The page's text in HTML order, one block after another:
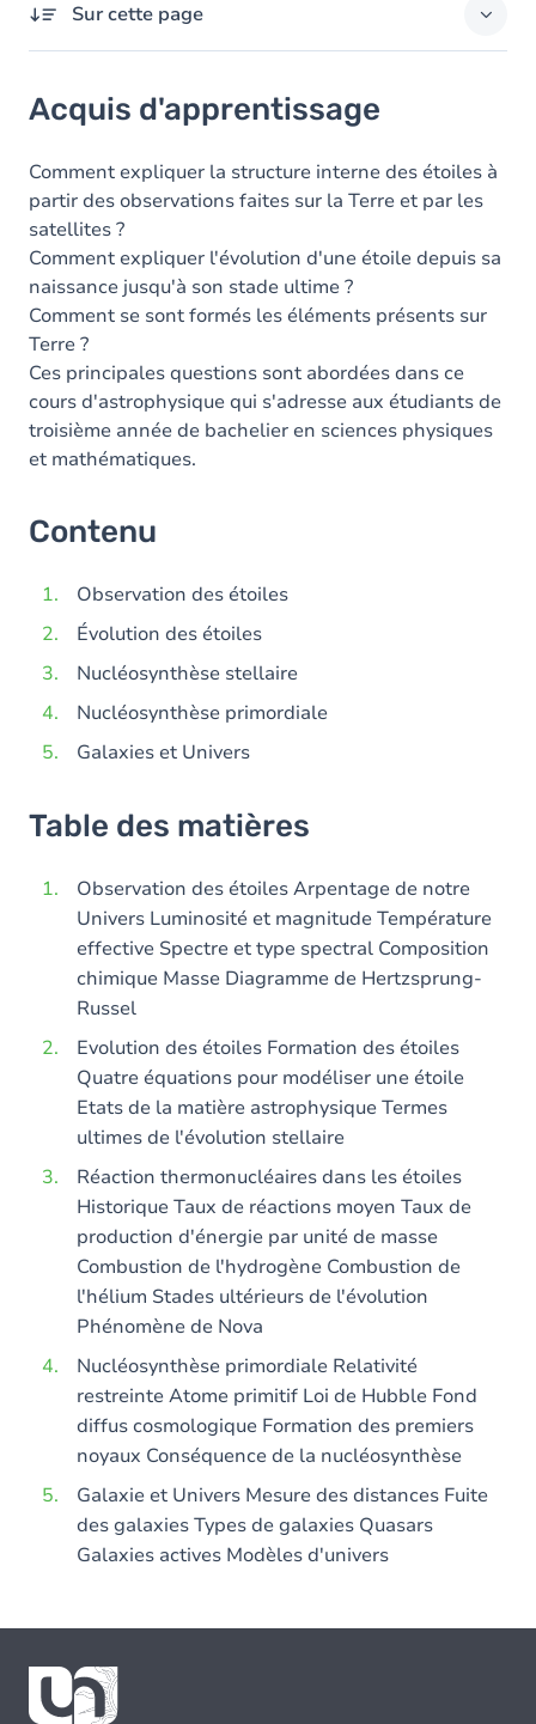
Sur cette page
Contenu
Table des matières
Acquis d'apprentissage
Comment expliquer la structure interne des étoiles à
partir des observations faites sur la Terre et par les
satellites ?
Comment expliquer l'évolution d'une étoile depuis sa
naissance jusqu'à son stade ultime ?
Comment se sont formés les éléments présents sur
Terre ?
Ces principales questions sont abordées dans ce
cours d'astrophysique qui s'adresse aux étudiants de
troisième année de bachelier en sciences physiques
et mathématiques.
Contenu
Observation des étoiles
Évolution des étoiles
Nucléosynthèse stellaire
Nucléosynthèse primordiale
Galaxies et Univers
Table des matières
Observation des étoiles Arpentage de notre
Univers Luminosité et magnitude Température
effective Spectre et type spectral Composition
chimique Masse Diagramme de Hertzsprung-
Russel
Evolution des étoiles Formation des étoiles
Quatre équations pour modéliser une étoile
Etats de la matière astrophysique Termes
ultimes de l'évolution stellaire
Réaction thermonucléaires dans les étoiles
Historique Taux de réactions moyen Taux de
production d'énergie par unité de masse
Combustion de l'hydrogène Combustion de
l'hélium Stades ultérieurs de l'évolution
Phénomène de Nova
Nucléosynthèse primordiale Relativité
restreinte Atome primitif Loi de Hubble Fond
diffus cosmologique Formation des premiers
noyaux Conséquence de la nucléosynthèse
Galaxie et Univers Mesure des distances Fuite
des galaxies Types de galaxies Quasars
Galaxies actives Modèles d'univers